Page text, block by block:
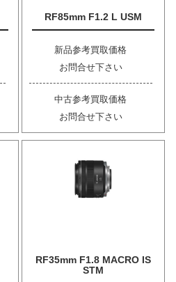
RF85mm F1.2 L USM
新品参考買取価格
お問合せ下さい
中古参考買取価格
お問合せ下さい
RF35mm F1.8 MACRO IS
STM